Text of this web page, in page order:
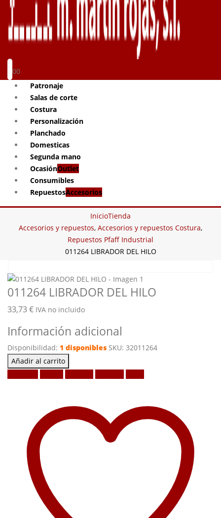
00
Patronaje
Salas de corte
Costura
Personalización
Planchado
Domesticas
Segunda mano
OcasiónOutlet
Consumibles
RepuestosAccesorios
InicioTienda
Accesorios y repuestos, Accesorios y repuestos Costura,
Repuestos Pfaff Industrial
011264 LIBRADOR DEL HILO
011264 LIBRADOR DEL HILO
33,73€ IVA no incluido
Información adicional
Disponibilidad: 1 disponibles SKU: 32011264
Añadir al carrito